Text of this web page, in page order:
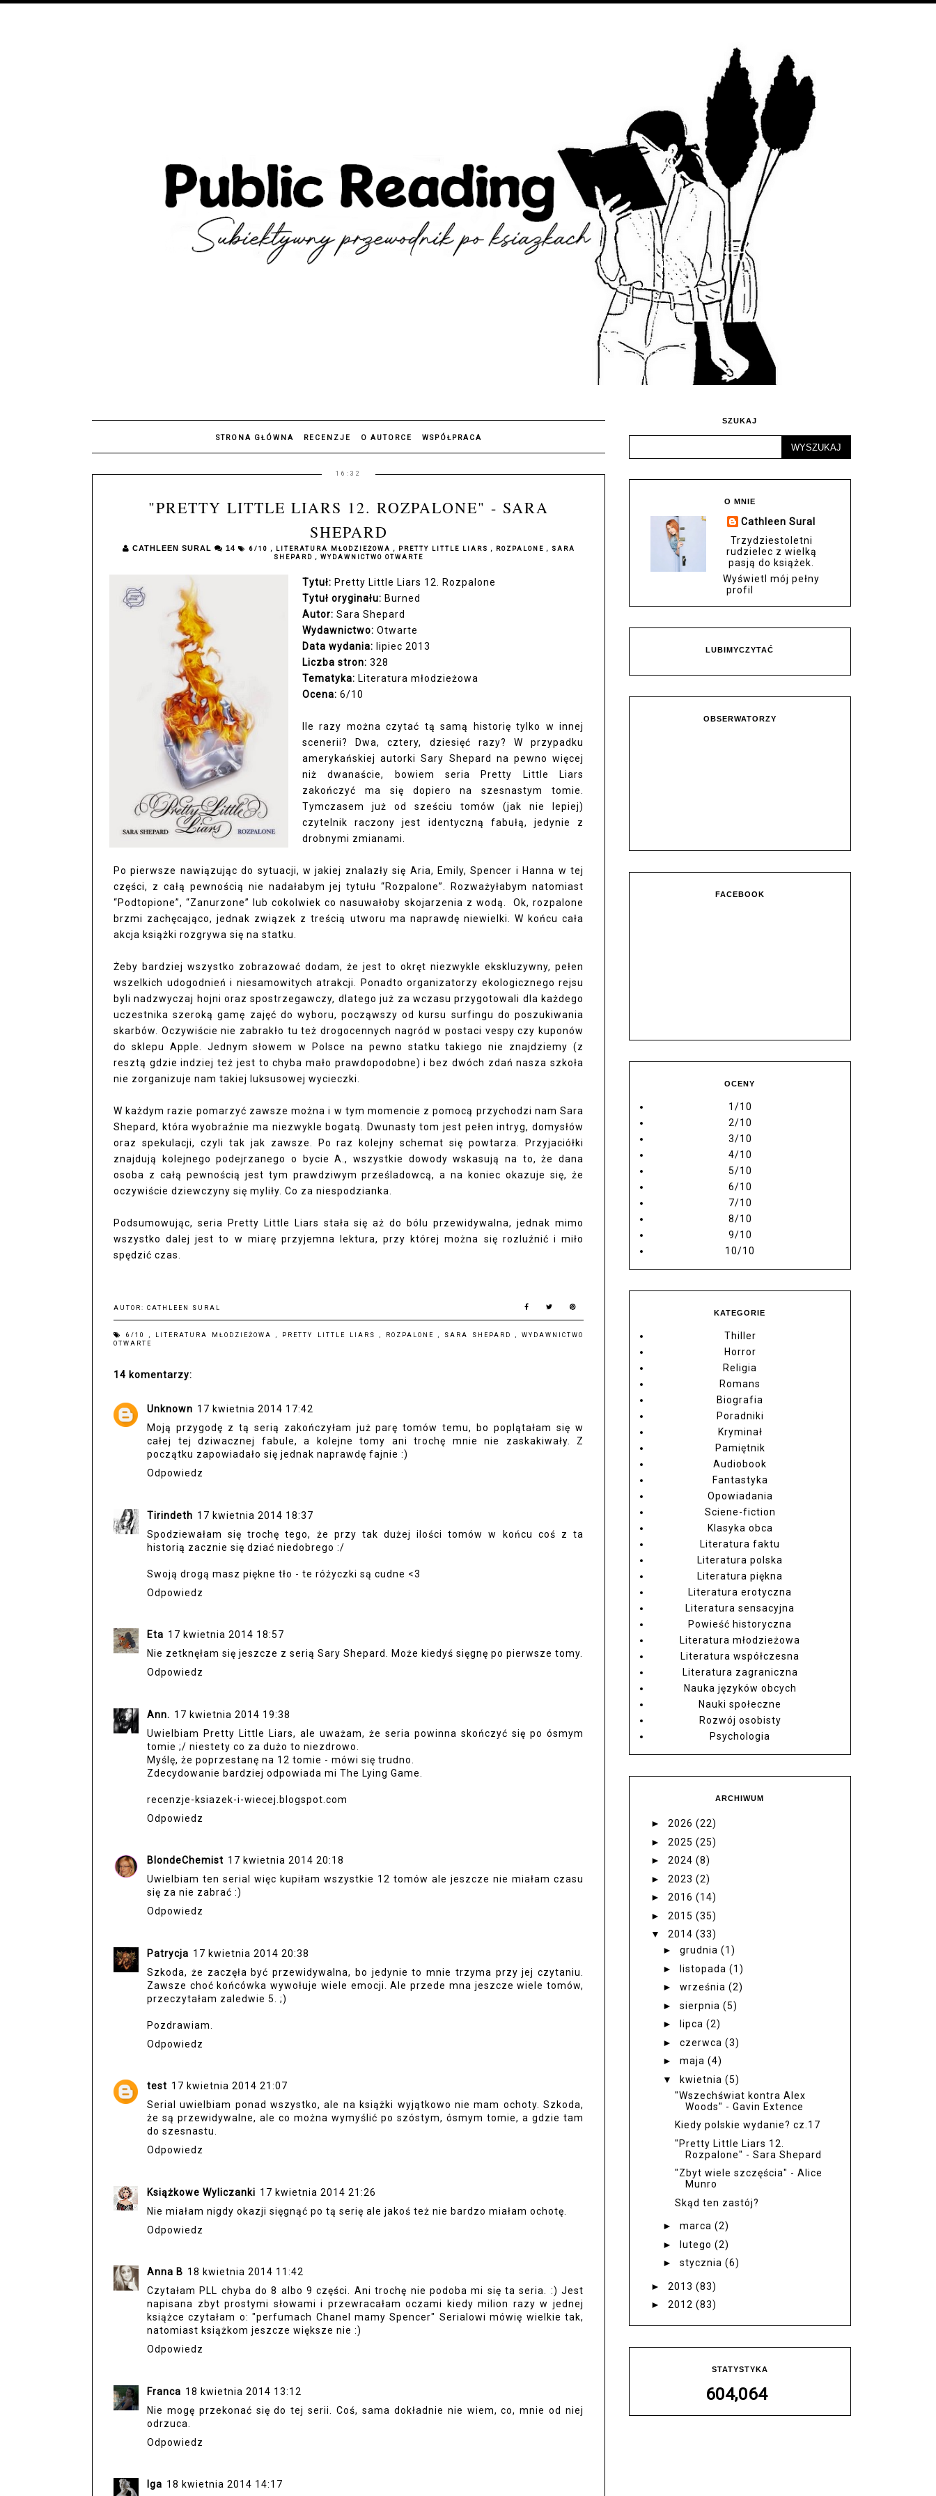
STRONA GŁÓWNA RECENZJE O AUTORCE WSPÓŁPRACA
16:32
"PRETTY LITTLE LIARS 12. ROZPALONE" - SARA
SHEPARD
CATHLEEN SURAL 14 6/10 , LITERATURA MŁODZIEŻOWA , PRETTY LITTLE LIARS , ROZPALONE , SARA
SHEPARD , WYDAWNICTWO OTWARTE
Tytuł: Pretty Little Liars 12. Rozpalone
Tytuł oryginału: Burned
Autor: Sara Shepard
Wydawnictwo: Otwarte
Data wydania: lipiec 2013
Liczba stron: 328
Tematyka: Literatura młodzieżowa
Ocena: 6/10
Ile razy można czytać tą samą historię tylko w innej
scenerii? Dwa, cztery, dziesięć razy? W przypadku
amerykańskiej autorki Sary Shepard na pewno więcej
niż dwanaście, bowiem seria Pretty Little Liars
zakończyć ma się dopiero na szesnastym tomie.
Tymczasem już od sześciu tomów (jak nie lepiej)
czytelnik raczony jest identyczną fabułą, jedynie z
drobnymi zmianami.
Po pierwsze nawiązując do sytuacji, w jakiej znalazły się Aria, Emily, Spencer i Hanna w tej
części, z całą pewnością nie nadałabym jej tytułu “Rozpalone”. Rozważyłabym natomiast
“Podtopione”, “Zanurzone” lub cokolwiek co nasuwałoby skojarzenia z wodą. Ok, rozpalone
brzmi zachęcająco, jednak związek z treścią utworu ma naprawdę niewielki. W końcu cała
akcja książki rozgrywa się na statku.
Żeby bardziej wszystko zobrazować dodam, że jest to okręt niezwykle ekskluzywny, pełen
wszelkich udogodnień i niesamowitych atrakcji. Ponadto organizatorzy ekologicznego rejsu
byli nadzwyczaj hojni oraz spostrzegawczy, dlatego już za wczasu przygotowali dla każdego
uczestnika szeroką gamę zajęć do wyboru, począwszy od kursu surfingu do poszukiwania
skarbów. Oczywiście nie zabrakło tu też drogocennych nagród w postaci vespy czy kuponów
do sklepu Apple. Jednym słowem w Polsce na pewno statku takiego nie znajdziemy (z
resztą gdzie indziej też jest to chyba mało prawdopodobne) i bez dwóch zdań nasza szkoła
nie zorganizuje nam takiej luksusowej wycieczki.
W każdym razie pomarzyć zawsze można i w tym momencie z pomocą przychodzi nam Sara
Shepard, która wyobraźnie ma niezwykle bogatą. Dwunasty tom jest pełen intryg, domysłów
oraz spekulacji, czyli tak jak zawsze. Po raz kolejny schemat się powtarza. Przyjaciółki
znajdują kolejnego podejrzanego o bycie A., wszystkie dowody wskasują na to, że dana
osoba z całą pewnością jest tym prawdziwym prześladowcą, a na koniec okazuje się, że
oczywiście dziewczyny się myliły. Co za niespodzianka.
Podsumowując, seria Pretty Little Liars stała się aż do bólu przewidywalna, jednak mimo
wszystko dalej jest to w miarę przyjemna lektura, przy której można się rozluźnić i miło
spędzić czas.
AUTOR: CATHLEEN SURAL
6/10, LITERATURA MŁODZIEŻOWA, PRETTY LITTLE LIARS , ROZPALONE , SARA SHEPARD,WYDAWNICTWO
OTWARTE
14 komentarzy:
Unknown 17 kwietnia 2014 17:42
Moją przygodę z tą serią zakończyłam już parę tomów temu, bo poplątałam się w
całej tej dziwacznej fabule, a kolejne tomy ani trochę mnie nie zaskakiwały. Z
początku zapowiadało się jednak naprawdę fajnie :)
Odpowiedz
Tirindeth 17 kwietnia 2014 18:37
Spodziewałam się trochę tego, że przy tak dużej ilości tomów w końcu coś z ta
historią zacznie się dziać niedobrego :/
Swoją drogą masz piękne tło - te różyczki są cudne <3
Odpowiedz
Eta 17 kwietnia 2014 18:57
Nie zetknęłam się jeszcze z serią Sary Shepard. Może kiedyś sięgnę po pierwsze tomy.
Odpowiedz
Ann. 17 kwietnia 2014 19:38
Uwielbiam Pretty Little Liars, ale uważam, że seria powinna skończyć się po ósmym
tomie ;/ niestety co za dużo to niezdrowo.
Myślę, że poprzestanę na 12 tomie - mówi się trudno.
Zdecydowanie bardziej odpowiada mi The Lying Game.
recenzje-ksiazek-i-wiecej.blogspot.com
Odpowiedz
BlondeChemist 17 kwietnia 2014 20:18
Uwielbiam ten serial więc kupiłam wszystkie 12 tomów ale jeszcze nie miałam czasu
się za nie zabrać :)
Odpowiedz
Patrycja 17 kwietnia 2014 20:38
Szkoda, że zaczęła być przewidywalna, bo jedynie to mnie trzyma przy jej czytaniu.
Zawsze choć końcówka wywołuje wiele emocji. Ale przede mna jeszcze wiele tomów,
przeczytałam zaledwie 5. ;)
Pozdrawiam.
Odpowiedz
test 17 kwietnia 2014 21:07
Serial uwielbiam ponad wszystko, ale na książki wyjątkowo nie mam ochoty. Szkoda,
że są przewidywalne, ale co można wymyślić po szóstym, ósmym tomie, a gdzie tam
do szesnastu.
Odpowiedz
Książkowe Wyliczanki 17 kwietnia 2014 21:26
Nie miałam nigdy okazji sięgnąć po tą serię ale jakoś też nie bardzo miałam ochotę.
Odpowiedz
Anna B 18 kwietnia 2014 11:42
Czytałam PLL chyba do 8 albo 9 części. Ani trochę nie podoba mi się ta seria. :) Jest
napisana zbyt prostymi słowami i przewracałam oczami kiedy milion razy w jednej
książce czytałam o: "perfumach Chanel mamy Spencer" Serialowi mówię wielkie tak,
natomiast książkom jeszcze większe nie :)
Odpowiedz
Franca 18 kwietnia 2014 13:12
Nie mogę przekonać się do tej serii. Coś, sama dokładnie nie wiem, co, mnie od niej
odrzuca.
Odpowiedz
Iga 18 kwietnia 2014 14:17
SZUKAJ
O MNIE
Cathleen Sural
Trzydziestoletni
rudzielec z wielką
pasją do książek.
Wyświetl mój pełny
profil
LUBIMYCZYTAĆ
OBSERWATORZY
FACEBOOK
OCENY
1/10
2/10
3/10
4/10
5/10
6/10
7/10
8/10
9/10
10/10
KATEGORIE
Thiller
Horror
Religia
Romans
Biografia
Poradniki
Kryminał
Pamiętnik
Audiobook
Fantastyka
Opowiadania
Sciene-fiction
Klasyka obca
Literatura faktu
Literatura polska
Literatura piękna
Literatura erotyczna
Literatura sensacyjna
Powieść historyczna
Literatura młodzieżowa
Literatura współczesna
Literatura zagraniczna
Nauka języków obcych
Nauki społeczne
Rozwój osobisty
Psychologia
ARCHIWUM
► 2026 (22)
► 2025 (25)
► 2024 (8)
► 2023 (2)
► 2016 (14)
► 2015 (35)
▼ 2014 (33)
► grudnia (1)
►
listopada (1)
► września (2)
► sierpnia (5)
►
lipca (2)
► czerwca (3)
► maja (4)
▼
kwietnia (5)
"Wszechświat kontra Alex
Woods" - Gavin Extence
Kiedy polskie wydanie? cz.17
"Pretty Little Liars 12.
Rozpalone" - Sara Shepard
"Zbyt wiele szczęścia" - Alice
Munro
Skąd ten zastój?
► marca (2)
►
lutego (2)
► stycznia (6)
► 2013 (83)
► 2012 (83)
STATYSTYKA
604,064